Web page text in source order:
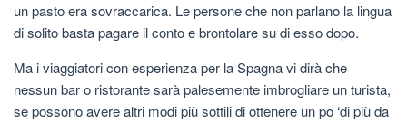
un pasto era sovraccarica. Le persone che non parlano la lingua
di solito basta pagare il conto e brontolare su di esso dopo.
Ma i viaggiatori con esperienza per la Spagna vi dirà che
nessun bar o ristorante sarà palesemente imbrogliare un turista,
se possono avere altri modi più sottili di ottenere un po ‘di più da